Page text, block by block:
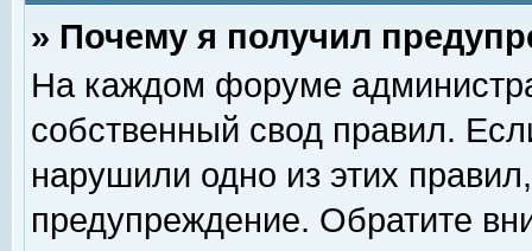
» Почему я получил
На каждом форуме
собственный свод правил.
нарушили одно из этих
предупреждение. Обратите